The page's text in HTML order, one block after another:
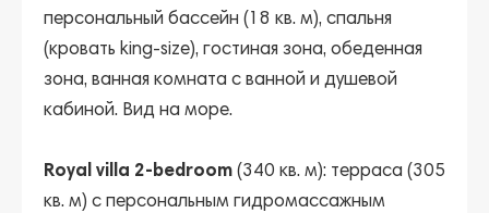
персональный бассейн (18 кв. м), спальня
(кровать king-size), гостиная зона, обеденная
зона, ванная комната с ванной и душевой
кабиной. Вид на море.
Royal villa 2-bedroom (340 кв. м): терраса (305
кв. м) с персональным гидромассажным